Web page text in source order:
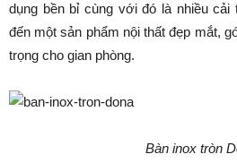
dụng bền bỉ cùng với đó là nhiều cải
đến một sản phẩm nội thất đẹp mắt,
trọng cho gian phòng.
Bàn inox tròn